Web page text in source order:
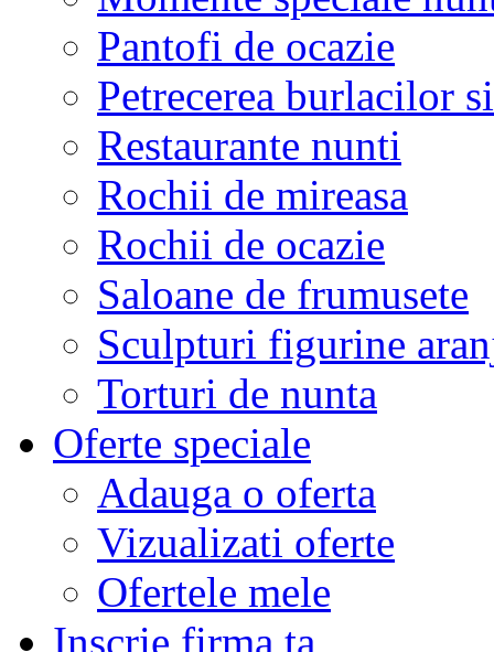
Pantofi de ocazie
Petrecerea burlacilor
Restaurante nunti
Rochii de mireasa
Rochii de ocazie
Saloane de frumusete
Sculpturi figurine
Torturi de nunta
Oferte speciale
Adauga o oferta
Vizualizati oferte
Ofertele mele
Inscrie firma ta